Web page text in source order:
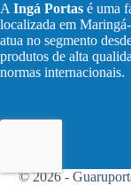
A Ingá Portas é uma
localizada em
atua no segmento
produtos de alta
normas internacionais.
© 2026 -